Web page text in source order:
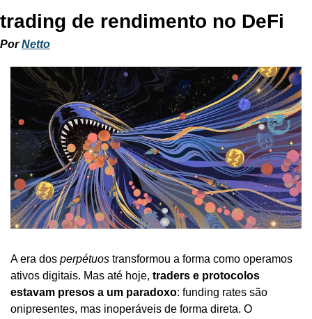
trading de rendimento no DeFi
Por Netto
A era dos perpétuos transformou a forma como operamos
ativos digitais. Mas até hoje, traders e protocolos
estavam presos a um paradoxo: funding rates são
onipresentes, mas inoperáveis de forma direta. O